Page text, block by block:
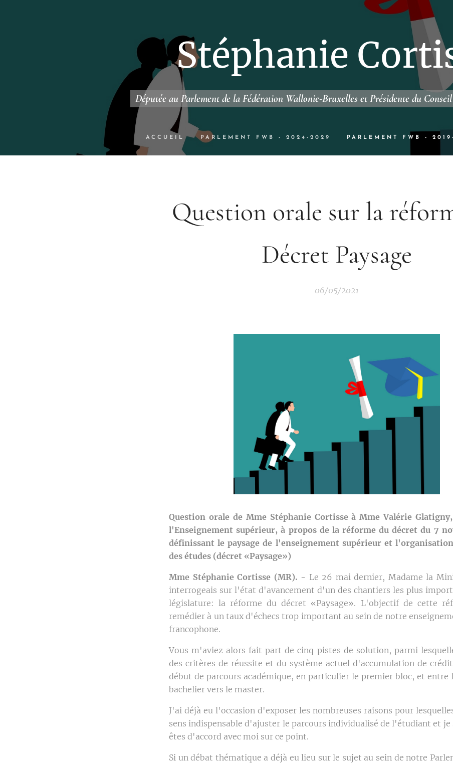
Stéphanie
Députée au Parlement de la Fédération Wallonie-Bruxelles et Présidente du
ACCUEIL PARLEMENT FWB - 2024-2029 PARLEMENT FWB -
Question orale sur la
Décret Paysage
06/05/2021
Question orale de Mme Stéphanie Cortisse à Mme Valérie
l'Enseignement supérieur, à propos de la réforme du décret du 7
définissant le paysage de l'enseignement supérieur et
des études (décret «Paysage»)
Mme Stéphanie Cortisse (MR). - Le 26 mai dernier, Madame la
interrogeais sur l'état d'avancement d'un des chantiers les plus
législature: la réforme du décret «Paysage». L'objectif de cette
remédier à un taux d'échecs trop important au sein de notre
francophone.
Vous m'aviez alors fait part de cinq pistes de solution, parmi
des critères de réussite et du système actuel d'accumulation de
début de parcours académique, en particulier le premier bloc, et entre
bachelier vers le master.
J'ai déjà eu l'occasion d'exposer les nombreuses raisons pour
sens indispensable d'ajuster le parcours individualisé de l'étudiant et je
êtes d'accord avec moi sur ce point.
Si un débat thématique a déjà eu lieu sur le sujet au sein de notre